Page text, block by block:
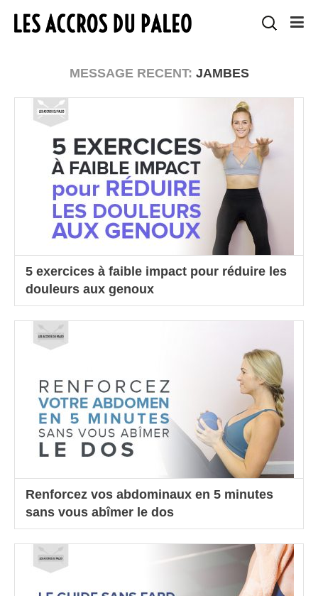
MESSAGE RECENT: JAMBES
5 exercices à faible impact pour réduire les
douleurs aux genoux
Renforcez vos abdominaux en 5 minutes
sans vous abîmer le dos